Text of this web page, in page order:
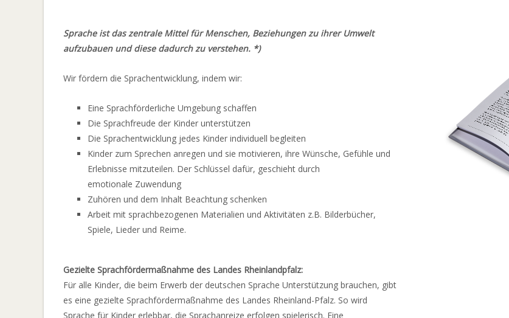
Sprache ist das zentrale Mittel für Menschen, Beziehungen zu ihrer Umwelt
aufzubauen und diese dadurch zu verstehen. *)
Wir fördern die Sprachentwicklung, indem wir:
Eine Sprachförderliche Umgebung schaffen
Die Sprachfreude der Kinder unterstützen
Die Sprachentwicklung jedes Kinder individuell begleiten
Kinder zum Sprechen anregen und sie motivieren, ihre Wünsche, Gefühle und
Erlebnisse mitzuteilen. Der Schlüssel dafür, geschieht durch
emotionale Zuwendung
Zuhören und dem Inhalt Beachtung schenken
Arbeit mit sprachbezogenen Materialien und Aktivitäten z.B. Bilderbücher,
Spiele, Lieder und Reime.
Gezielte Sprachfördermaßnahme des Landes Rheinlandpfalz:
Für alle Kinder, die beim Erwerb der deutschen Sprache Unterstützung brauchen, gibt
es eine gezielte Sprachfördermaßnahme des Landes Rheinland-Pfalz. So wird
Sprache für Kinder erlebbar, die Sprachanreize erfolgen spielerisch. Eine